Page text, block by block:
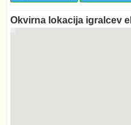
Okvirna lokacija igralcev